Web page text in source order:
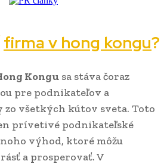
firma v hong kongu?
Kongu sa stáva čoraz
pre podnikateľov a
všetkých kútov sveta. Toto
prívetivé podnikateľské
výhod, ktoré môžu
a prosperovať. V